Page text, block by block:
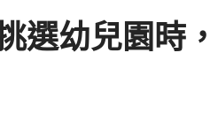
選幼兒園時